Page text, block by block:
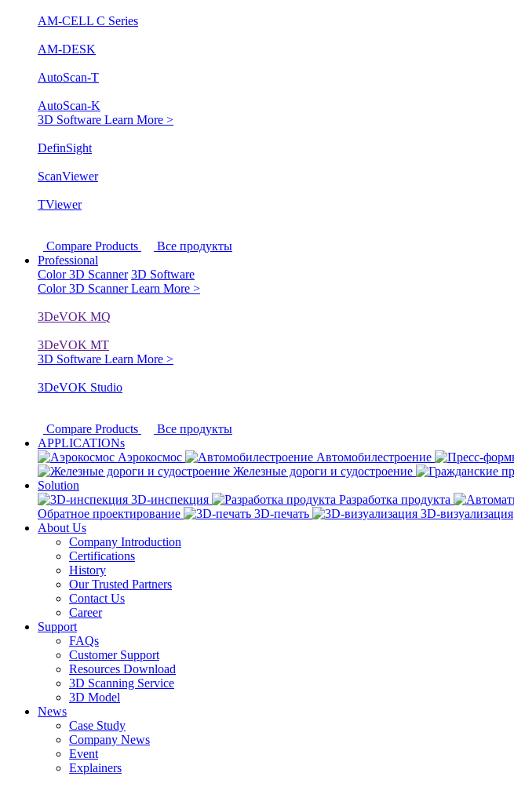
AM-CELL C Series
AM-DESK
AutoScan-T
AutoScan-K
3D Software Learn More >
DefinSight
ScanViewer
TViewer
Compare Products
Все продукты
Professional
Color 3D Scanner 3D Software
Color 3D ScannerLearn More >
3DeVOK MQ
3DeVOK MT
3D Software Learn More >
3DeVOK Studio
Compare Products
Все продукты
APPLICATIONs
Аэрокосмос
Автомобилестроение
Железные дороги и судостроение
Solution
3D-инспекция
Разработка продукта
Обратное проектирование
3D-печать
3D-визуализация
About Us
Company Introduction
Certifications
History
Our Trusted Partners
Contact Us
Career
Support
FAQs
Customer Support
Resources Download
3D Scanning Service
3D Model
News
Case Study
Company News
Event
Explainers